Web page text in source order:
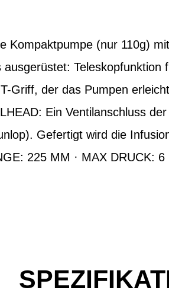
Kompaktpumpe (nur 110g)
Griff, der das Pumpen
Ein Ventilanschluss
Gefertigt wird die
225 MM · MAX DRUCK: